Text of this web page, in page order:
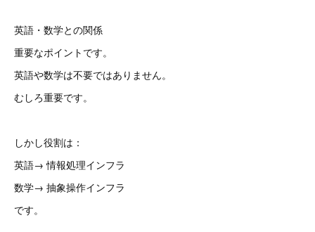
英語・数学との関係
重要なポイントです。
英語や数学は不要ではありません。
むしろ重要です。
しかし役割は：
英語→ 情報処理インフラ
数学→ 抽象操作インフラ
です。